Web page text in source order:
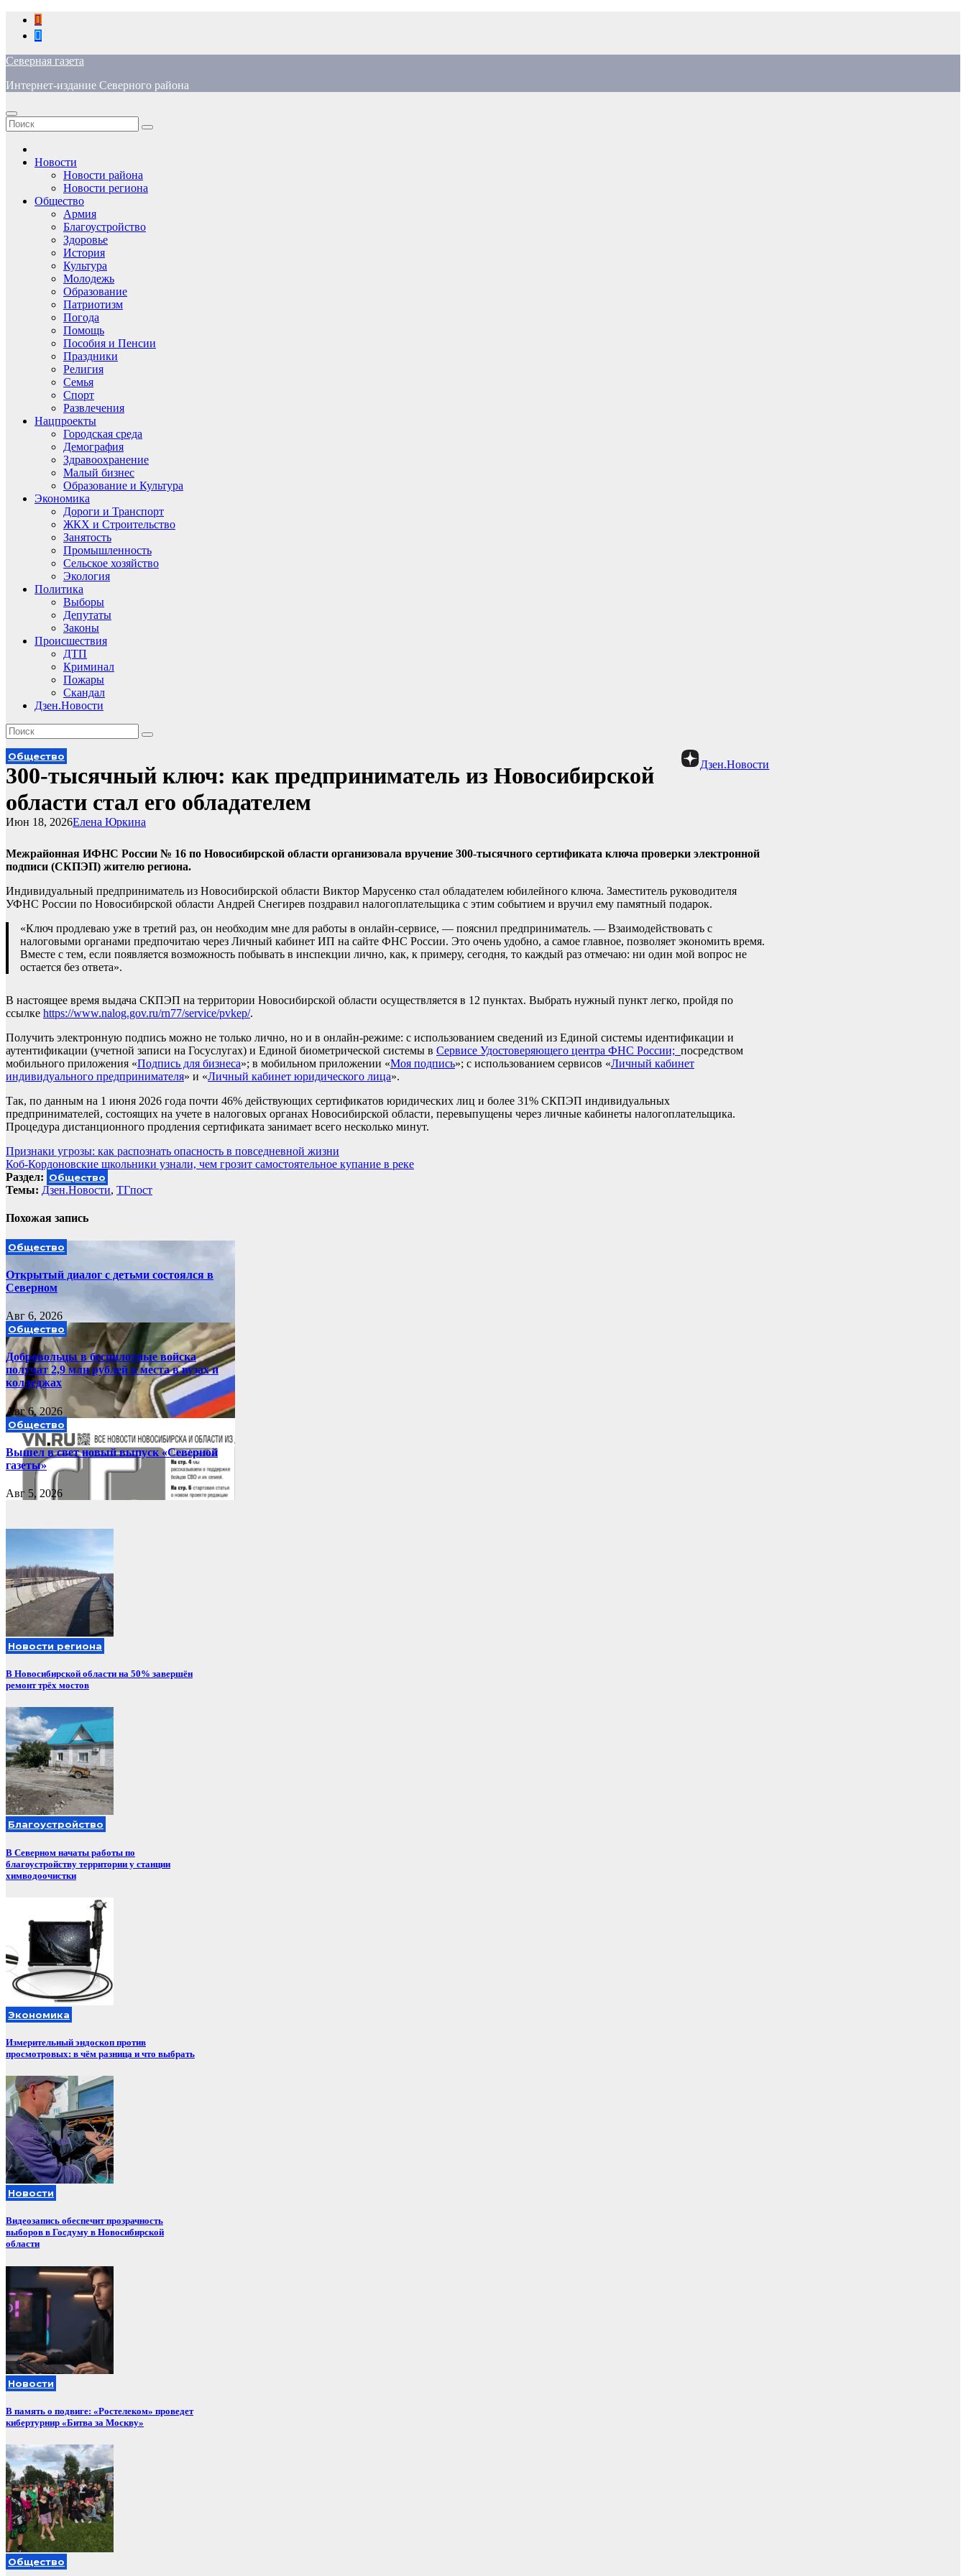
Перейти
содержимому
Северная газета
Интернет-издание Северного района
Новости
Новости района
Новости региона
Общество
Армия
Благоустройство
Здоровье
История
Культура
Молодежь
Образование
Патриотизм
Погода
Помощь
Пособия и Пенсии
Праздники
Религия
Семья
Спорт
Развлечения
Нацпроекты
Городская среда
Демография
Здравоохранение
Малый бизнес
Образование и Культура
Экономика
Дороги и Транспорт
ЖКХ и Строительство
Занятость
Промышленность
Сельское хозяйство
Экология
Политика
Выборы
Депутаты
Законы
Происшествия
ДТП
Криминал
Пожары
Скандал
Дзен.Новости
Дзен.Новости
Общество
300-тысячный ключ: как предприниматель из Новосибирской
области стал его обладателем
Елена Юркина
Июн 18, 2026
Межрайонная ИФНС России № 16 по Новосибирской области организовала вручение 300-тысячного сертификата ключа проверки электронной
подписи (СКПЭП) жителю региона.
Индивидуальный предприниматель из Новосибирской области Виктор Марусенко стал обладателем юбилейного ключа. Заместитель руководителя
УФНС России по Новосибирской области Андрей Снегирев поздравил налогоплательщика с этим событием и вручил ему памятный подарок.
«Ключ продлеваю уже в третий раз, он необходим мне для работы в онлайн-сервисе, — пояснил предприниматель. — Взаимодействовать с
налоговыми органами предпочитаю через Личный кабинет ИП на сайте ФНС России. Это очень удобно, а самое главное, позволяет экономить время.
Вместе с тем, если появляется возможность побывать в инспекции лично, как, к примеру, сегодня, то каждый раз отмечаю: ни один мой вопрос не
остается без ответа».
В настоящее время выдача СКПЭП на территории Новосибирской области осуществляется в 12 пунктах. Выбрать нужный пункт легко, пройдя по
ссылке https://www.nalog.gov.ru/rn77/service/pvkep/.
Получить электронную подпись можно не только лично, но и в онлайн-режиме: с использованием сведений из Единой системы идентификации и
аутентификации (учетной записи на Госуслугах) и Единой биометрической системы в Сервисе Удостоверяющего центра ФНС России; посредством
мобильного приложения «Подпись для бизнеса»; в мобильном приложении «Моя подпись»; с использованием сервисов «Личный кабинет
индивидуального предпринимателя» и «Личный кабинет юридического лица».
Так, по данным на 1 июня 2026 года почти 46% действующих сертификатов юридических лиц и более 31% СКПЭП индивидуальных
предпринимателей, состоящих на учете в налоговых органах Новосибирской области, перевыпущены через личные кабинеты налогоплательщика.
Процедура дистанционного продления сертификата занимает всего несколько минут.
Навигация
по
записям
Признаки угрозы: как распознать опасность в повседневной жизни
Коб-Кордоновские школьники узнали, чем грозит самостоятельное купание в реке
Раздел: Общество
Темы: Дзен.Новости, ТГпост
Похожая запись
Общество
Открытый диалог с детьми состоялся в
Северном
Авг 6, 2026
Общество
Добровольцы в беспилотные войска
получат 2,9 млн рублей и места в вузах и
колледжах
Авг 6, 2026
Общество
Вышел в свет новый выпуск «Северной
газеты»
Авг 5, 2026
Новости региона
В Новосибирской области на 50% завершён
ремонт трёх мостов
Благоустройство
В Северном начаты работы по
благоустройству территории у станции
химводоочистки
Экономика
Измерительный эндоскоп против
просмотровых: в чём разница и что выбрать
Новости
Видеозапись обеспечит прозрачность
выборов в Госдуму в Новосибирской
области
Новости
В память о подвиге: «Ростелеком» проведет
кибертурнир «Битва за Москву»
Общество